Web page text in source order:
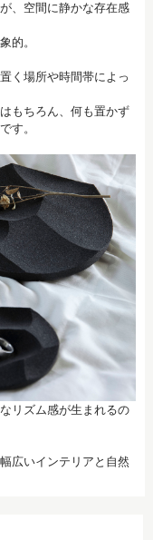
、空間に静かな存在感
的。
く場所や時間帯によっ
もちろん、何も置かず
す。
リズム感が生まれるの
広いインテリアと自然